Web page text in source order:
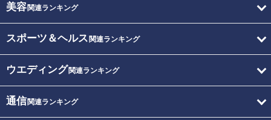
美容関連ランキング
スポーツ＆ヘルス 関連ランキング
ウエディング関連ランキング
通信関連ランキング